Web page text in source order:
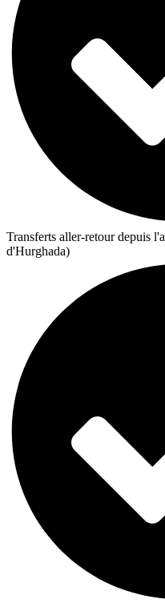
Transferts aller-retour depuis
d'Hurghada)